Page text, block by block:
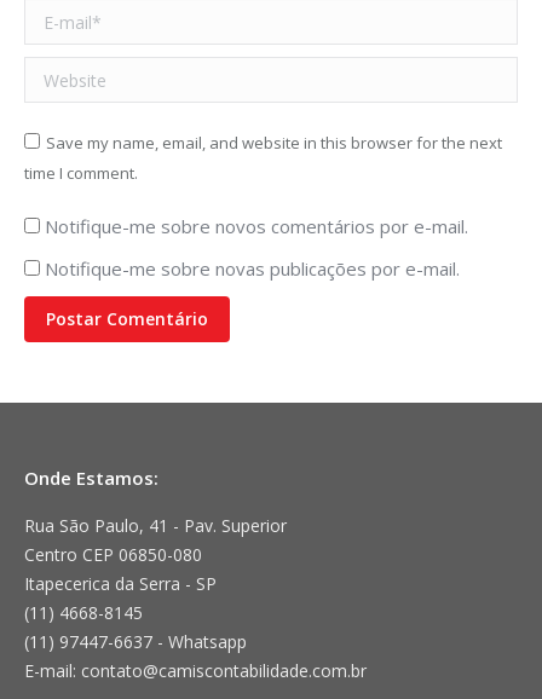
E-mail *
Website
Save my name, email, and website in this browser for the next
time I comment.
Notifique-me sobre novos comentários por e-mail.
Notifique-me sobre novas publicações por e-mail.
Postar Comentário
Onde Estamos:
Rua São Paulo, 41 - Pav. Superior
Centro CEP 06850-080
Itapecerica da Serra - SP
(11) 4668-8145
(11) 97447-6637 - Whatsapp
E-mail: contato@camiscontabilidade.com.br